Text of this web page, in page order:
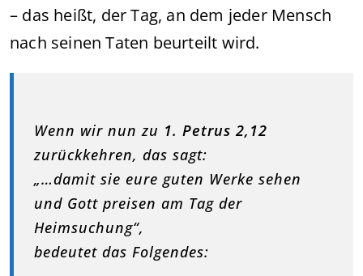
– das heißt, der Tag, an dem jeder Mensch
nach seinen Taten beurteilt wird.
Wenn wir nun zu 1. Petrus 2,12
zurückkehren, das sagt:
„…damit sie eure guten Werke sehen
und Gott preisen am Tag der
Heimsuchung“,
bedeutet das Folgendes: